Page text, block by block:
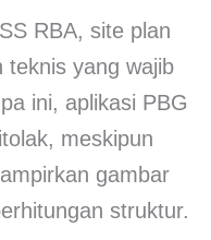
RBA, site plan
teknis yang wajib
ini, aplikasi PBG
meskipun
gambar
struktur.